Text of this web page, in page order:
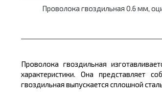
Проволока гвоздильная 0.6 мм,
Проволока гвоздильная
характеристики. Она представляет
гвоздильная выпускается сплошной